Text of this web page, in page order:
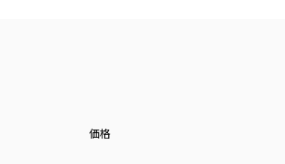
価格